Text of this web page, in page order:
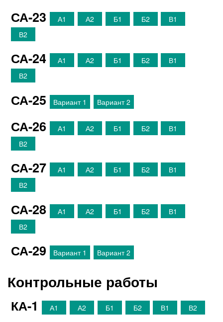
СА-23 А1 А2 Б1 Б2
В1
В2
СА-24 А1 А2 Б1 Б2
В1
В2
СА-25 Вариант 1 Вариант 2
СА-26 А1 А2 Б1 Б2
В1
В2
СА-27 А1 А2 Б1 Б2
В1
В2
СА-28 А1 А2 Б1 Б2
В1
В2
СА-29 Вариант 1 Вариант 2
Контрольные работы
КА-1 А1 А2 Б1 Б2 В1 В2